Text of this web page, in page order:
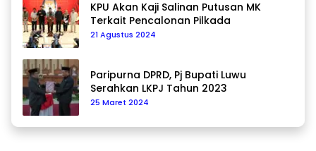
KPU Akan Kaji Salinan Putusan MK
Terkait Pencalonan Pilkada
21 Agustus 2024
Paripurna DPRD, Pj Bupati Luwu
Serahkan LKPJ Tahun 2023
25 Maret 2024